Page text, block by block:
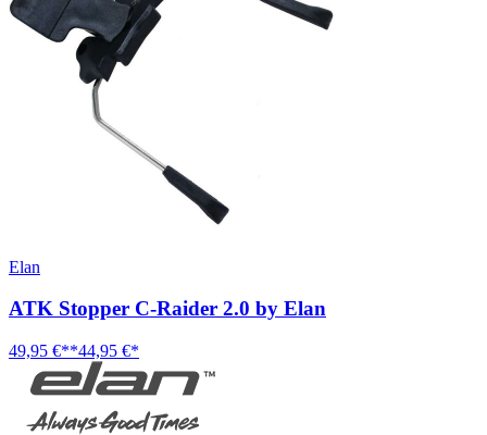
Elan
ATK Stopper C-Raider 2.0 by Elan
49,95 €**44,95 €*